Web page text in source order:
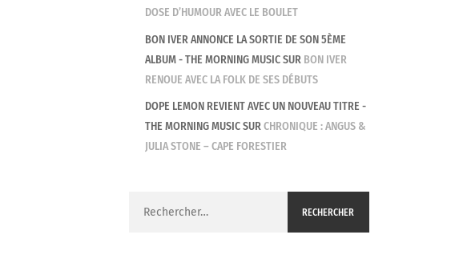
DOSE D’HUMOUR AVEC LE BOULET
BON IVER ANNONCE LA SORTIE DE SON 5ÈME
ALBUM - THE MORNING MUSICSUR BON IVER
RENOUE AVEC LA FOLK DE SES DÉBUTS
DOPE LEMON REVIENT AVEC UN NOUVEAU TITRE -
THE MORNING MUSICSURCHRONIQUE : ANGUS &
JULIA STONE – CAPE FORESTIER